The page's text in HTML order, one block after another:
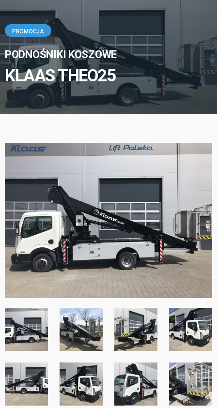
PROMOCJA
PODNOŚNIKI KOSZOWE
KLAAS THEO25